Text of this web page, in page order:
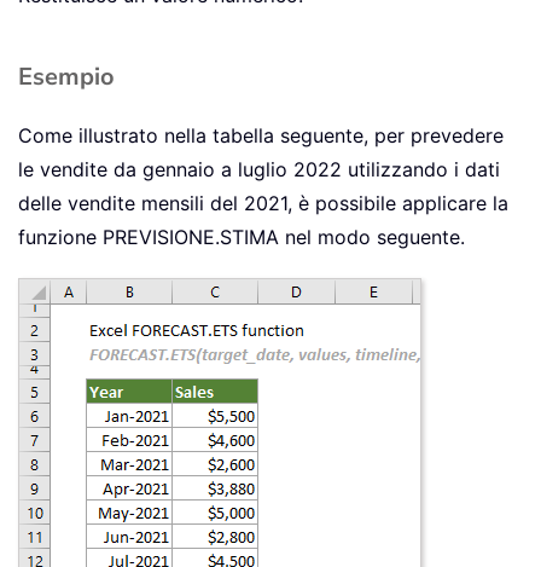
Esempio
Come illustrato nella tabella seguente, per prevedere
le vendite da gennaio a luglio 2022 utilizzando i dati
delle vendite mensili del 2021, è possibile applicare la
funzione PREVISIONE.STIMA nel modo seguente.